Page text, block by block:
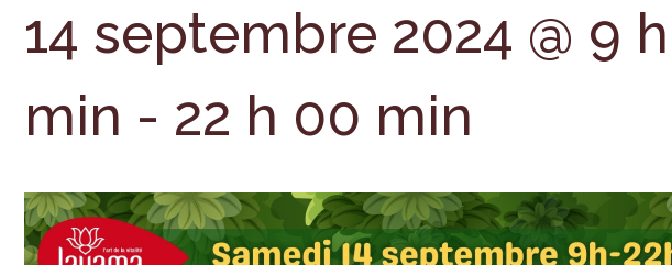
14 septembre 2024 @ 9
min - 22 h 00 min